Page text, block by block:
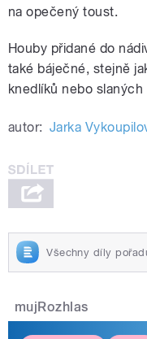
na opečený toust.
Houby přidané do
také báječné, stejně
knedlíků nebo slaných
autor: Jarka
Všechny díly
mujRozhlas